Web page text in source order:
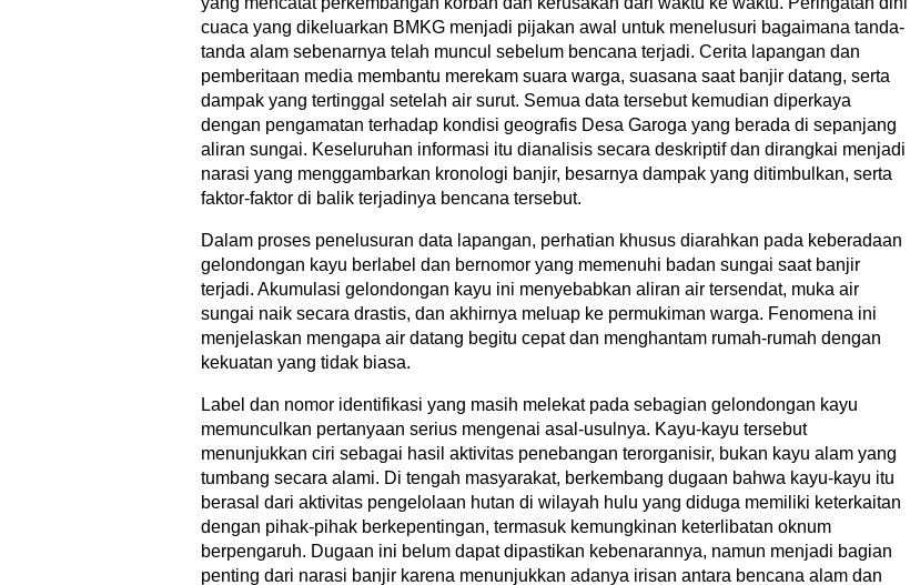
cuaca yang dikeluarkan BMKG menjadi pijakan awal untuk menelusuri bagaimana tanda-
tanda alam sebenarnya telah muncul sebelum bencana terjadi. Cerita lapangan dan
pemberitaan media membantu merekam suara warga, suasana saat banjir datang, serta
dampak yang tertinggal setelah air surut. Semua data tersebut kemudian diperkaya
dengan pengamatan terhadap kondisi geografis Desa Garoga yang berada di sepanjang
aliran sungai. Keseluruhan informasi itu dianalisis secara deskriptif dan dirangkai menjadi
narasi yang menggambarkan kronologi banjir, besarnya dampak yang ditimbulkan, serta
faktor-faktor di balik terjadinya bencana tersebut.
Dalam proses penelusuran data lapangan, perhatian khusus diarahkan pada keberadaan
gelondongan kayu berlabel dan bernomor yang memenuhi badan sungai saat banjir
terjadi. Akumulasi gelondongan kayu ini menyebabkan aliran air tersendat, muka air
sungai naik secara drastis, dan akhirnya meluap ke permukiman warga. Fenomena ini
menjelaskan mengapa air datang begitu cepat dan menghantam rumah-rumah dengan
kekuatan yang tidak biasa.
Label dan nomor identifikasi yang masih melekat pada sebagian gelondongan kayu
memunculkan pertanyaan serius mengenai asal-usulnya. Kayu-kayu tersebut
menunjukkan ciri sebagai hasil aktivitas penebangan terorganisir, bukan kayu alam yang
tumbang secara alami. Di tengah masyarakat, berkembang dugaan bahwa kayu-kayu itu
berasal dari aktivitas pengelolaan hutan di wilayah hulu yang diduga memiliki keterkaitan
dengan pihak-pihak berkepentingan, termasuk kemungkinan keterlibatan oknum
berpengaruh. Dugaan ini belum dapat dipastikan kebenarannya, namun menjadi bagian
penting dari narasi banjir karena menunjukkan adanya irisan antara bencana alam dan